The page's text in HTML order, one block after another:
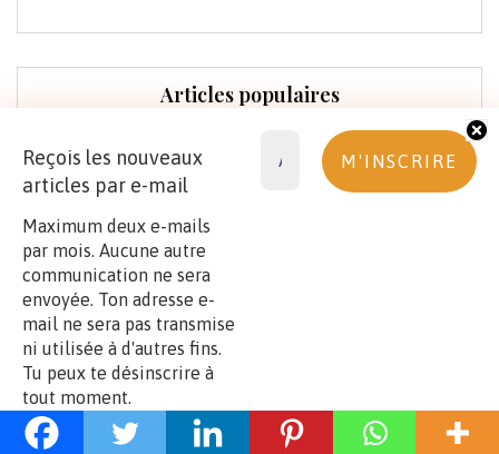
Reçois les nouveaux
articles par e-mail
Maximum deux e-mails
par mois. Aucune autre
communication ne sera
envoyée. Ton adresse e-
mail ne sera pas transmise
ni utilisée à d'autres fins.
Tu peux te désinscrire à
tout moment.
Articles populaires
1
🏡DÉSENCOMBREMENT ET MAISON
5 CATÉGORIES D’OBJETS À TRIER POUR DÉBUTER SON
DÉSENCOMBREMENT